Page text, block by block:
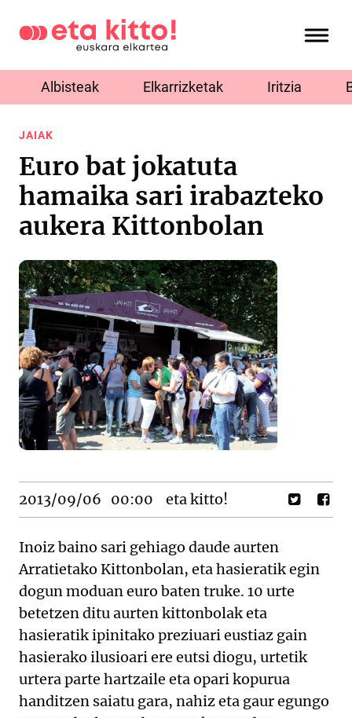
Albisteak Elkarrizketak Iritzia
JAIAK
Euro bat jokatuta
hamaika sari irabazteko
aukera Kittonbolan
2013/09/06 00:00 eta kitto!
Inoiz baino sari gehiago daude aurten
Arratietako Kittonbolan, eta hasieratik egin
dogun moduan euro baten truke. 10 urte
betetzen ditu aurten kittonbolak eta
hasieratik ipinitako preziuari eustiaz gain
hasierako ilusioari ere eutsi diogu, urtetik
urtera parte hartzaile eta opari kopurua
handitzen saiatu gara, nahiz eta gaur egungo